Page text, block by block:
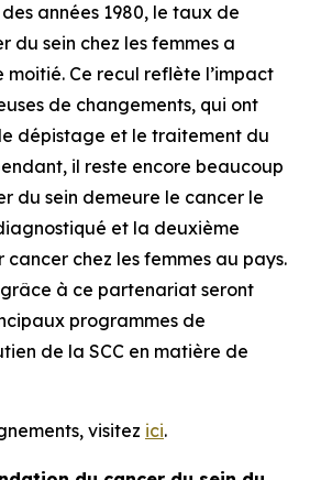
années 1980, le taux de
du sein chez les femmes a
moitié. Ce recul reflète l’impact
de changements, qui ont
dépistage et le traitement du
il reste encore beaucoup
du sein demeure le cancer le
et la deuxième
chez les femmes au pays.
à ce partenariat seront
programmes de
de la SCC en matière de
visitez ici.